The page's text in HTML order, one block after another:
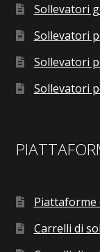
Sollevatori
Sollevatori
Sollevatori
Sollevatori
Piattaforme
Carrelli di